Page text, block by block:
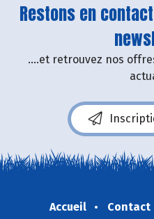
Restons en
....et retrouvez nos
Accueil Contact